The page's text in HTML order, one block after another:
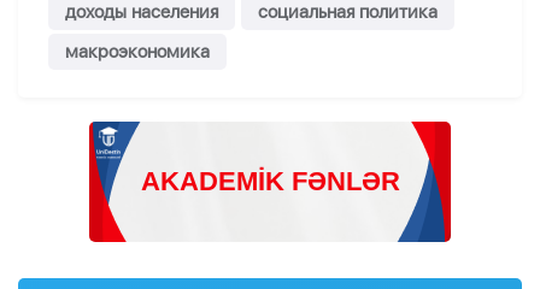
доходы населения
социальная политика
макроэкономика